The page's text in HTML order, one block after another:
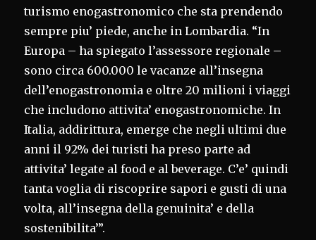
turismo enogastronomico che sta prendendo
sempre piu’ piede, anche in Lombardia. “In
Europa – ha spiegato l’assessore regionale –
sono circa 600.000 le vacanze all’insegna
dell’enogastronomia e oltre 20 milioni i viaggi
che includono attivita’ enogastronomiche. In
Italia, addirittura, emerge che negli ultimi due
anni il 92% dei turisti ha preso parte ad
attivita’ legate al food e al beverage. C’e’ quindi
tanta voglia di riscoprire sapori e gusti di una
volta, all’insegna della genuinita’ e della
sostenibilita’”.